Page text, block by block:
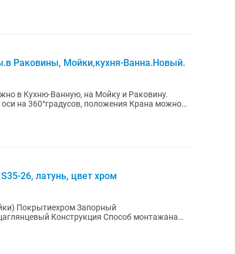
Раковины, Мойки,кухня-Ванна.Новый.
в Кухню-Ванную, на Мойку и Раковину.
на 360°градусов, положения Крана можно
26, латунь, цвет хром
Покрытиехром Запорный
Конструкция Способ монтажана